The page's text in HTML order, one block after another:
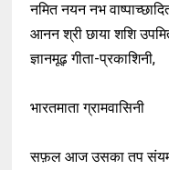
नमित नयन नभ
आनन श्री छाया शशि
ज्ञानमूढ़ गीता-प्रकाशिनी,
भारतमाता ग्रामवासिनी
सफ़ल आज उसका तप